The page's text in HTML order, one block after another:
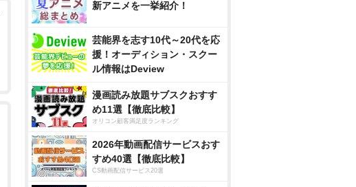
新アニメを一挙紹介！
芸能界を志す10代～20代を応
援！オーディション・スクー
ル情報はDeview
漫画読み放題サブスクおすす
め11選【徹底比較】
オリコン顧客満足度ランキング
2026年動画配信サービスおす
すめ40選【徹底比較】
CS動画配信サービス20選